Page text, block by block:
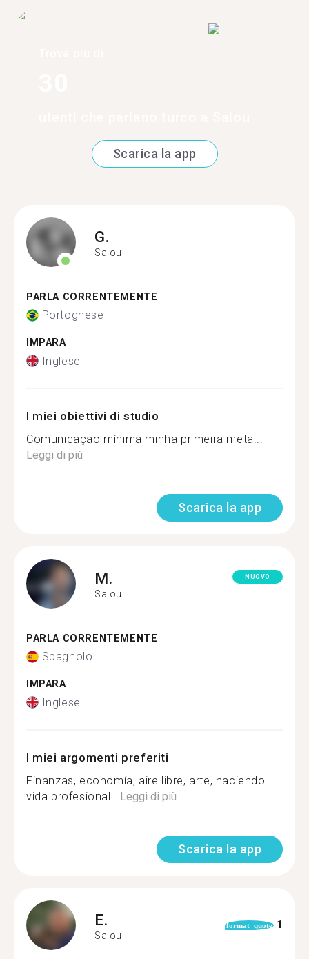
Scarica la app
G.
Salou
PARLA CORRENTEMENTE
Portoghese
IMPARA
Inglese
I miei obiettivi di studio
Comunicação mínima minha primeira meta...
Leggi di più
Scarica la app
M.
Salou
NUOVO
PARLA CORRENTEMENTE
Spagnolo
IMPARA
Inglese
I miei argomenti preferiti
Finanzas, economía, aire libre, arte, haciendo
vida profesional... Leggi di più
Scarica la app
E.
Salou
format_quote 1